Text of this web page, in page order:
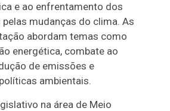
e ao enfrentamento dos
mudanças do clima. As
abordam temas como
energética, combate ao
de emissões e
ambientais.
na área de Meio